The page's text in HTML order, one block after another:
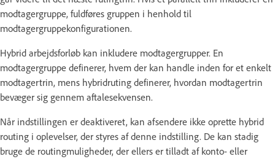
modtagergruppe, fuldføres gruppen i henhold til
modtagergruppekonfigurationen.
Hybrid arbejdsforløb kan inkludere modtagergrupper. En
modtagergruppe definerer, hvem der kan handle inden for et enkelt
modtagertrin, mens hybridruting definerer, hvordan modtagertrin
bevæger sig gennem aftalesekvensen.
Når indstillingen er deaktiveret, kan afsendere ikke oprette hybrid
routing i oplevelser, der styres af denne indstilling. De kan stadig
bruge de routingmuligheder, der ellers er tilladt af konto- eller